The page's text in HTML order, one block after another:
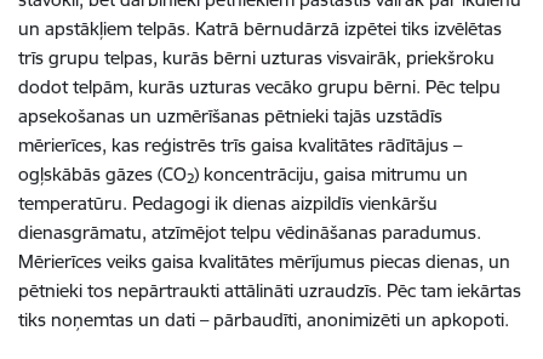
un apstākļiem telpās. Katrā bērnudārzā izpētei tiks izvēlētas
trīs grupu telpas, kurās bērni uzturas visvairāk, priekšroku
dodot telpām, kurās uzturas vecāko grupu bērni. Pēc telpu
apsekošanas un uzmērīšanas pētnieki tajās uzstādīs
mērierīces, kas reģistrēs trīs gaisa kvalitātes rādītājus –
ogļskābās gāzes (CO2) koncentrāciju, gaisa mitrumu un
temperatūru. Pedagogi ik dienas aizpildīs vienkāršu
dienasgrāmatu, atzīmējot telpu vēdināšanas paradumus.
Mērierīces veiks gaisa kvalitātes mērījumus piecas dienas, un
pētnieki tos nepārtraukti attālināti uzraudzīs. Pēc tam iekārtas
tiks noņemtas un dati – pārbaudīti, anonimizēti un apkopoti.